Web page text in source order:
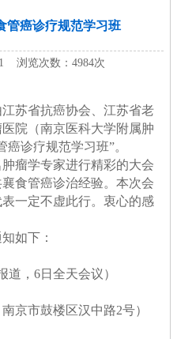
管癌诊疗规范学习班
浏览次数：4984次
苏省抗癌协会、江苏省老
院（南京医科大学附属肿
癌诊疗规范学习班”。
瘤学专家进行精彩的大会
食管癌诊治经验。本次会
一定不虚此行。衷心的感
如下：
，6日全天会议）
市鼓楼区汉中路2号）